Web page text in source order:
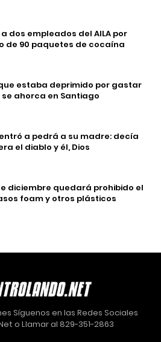
dos empleados del AILA por
de 90 paquetes de cocaína
estaba deprimido por gastar
ahorca en Santiago
a pedrá a su madre: decía
el diablo y él, Dios
diciembre quedará prohibido el
foam y otros plásticos
Síguenos en las Redes Sociales
o Llamar al 829-351-2863